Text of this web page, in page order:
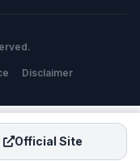
Official Site
Disclaimer